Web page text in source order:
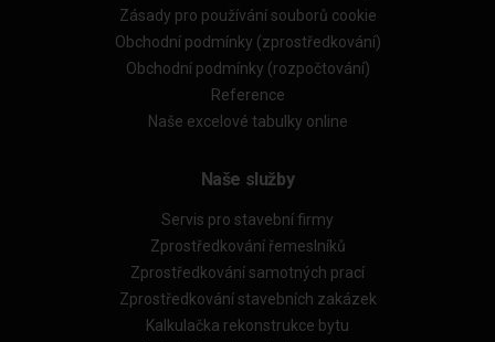
Zásady pro používání souborů cookie
Obchodní podmínky (zprostředkování)
Obchodní podmínky (rozpočtování)
Reference
Naše excelové tabulky online
Naše služby
Servis pro stavební firmy
Zprostředkování řemeslníků
Zprostředkování samotných prací
Zprostředkování stavebních zakázek
Kalkulačka rekonstrukce bytu